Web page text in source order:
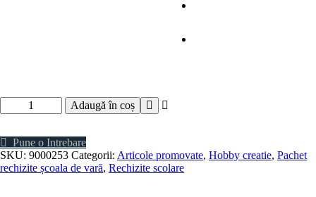
Cantitate
Ochi
color
Adaugă în coș
Pune o Intrebare
SKU: 9000253 Categorii: Articole promovate, Hobby creatie, Pachet
rechizite școala de vară, Rechizite scolare